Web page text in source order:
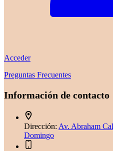
Acceder
Preguntas Frecuentes
Información de contacto
Dirección: Av. Abraham
Domingo